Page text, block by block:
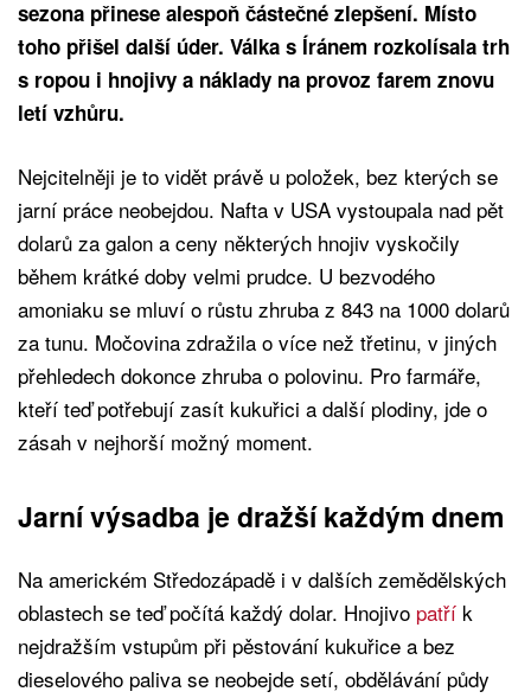
sezona přinese alespoň částečné zlepšení. Místo
toho přišel další úder. Válka s Íránem rozkolísala trh
s ropou i hnojivy a náklady na provoz farem znovu
letí vzhůru.
Nejcitelněji je to vidět právě u položek, bez kterých se
jarní práce neobejdou. Nafta v USA vystoupala nad pět
dolarů za galon a ceny některých hnojiv vyskočily
během krátké doby velmi prudce. U bezvodého
amoniaku se mluví o růstu zhruba z 843 na 1000 dolarů
za tunu. Močovina zdražila o více než třetinu, v jiných
přehledech dokonce zhruba o polovinu. Pro farmáře,
kteří teď potřebují zasít kukuřici a další plodiny, jde o
zásah v nejhorší možný moment.
Jarní výsadba je dražší každým dnem
Na americkém Středozápadě i v dalších zemědělských
oblastech se teď počítá každý dolar. Hnojivo patří k
nejdražším vstupům při pěstování kukuřice a bez
dieselového paliva se neobejde setí, obdělávání půdy